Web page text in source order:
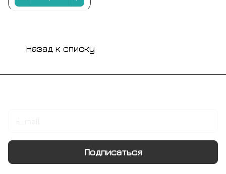
Назад к списку
Подписаться